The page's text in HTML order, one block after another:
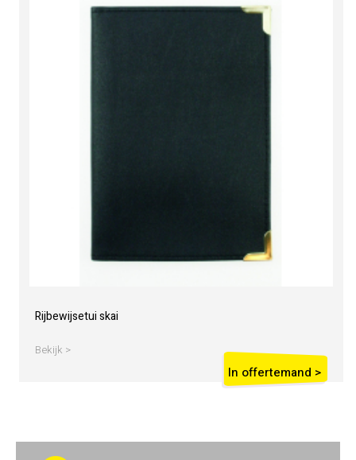
Rijbewijsetui skai
Bekijk >
In offertemand >